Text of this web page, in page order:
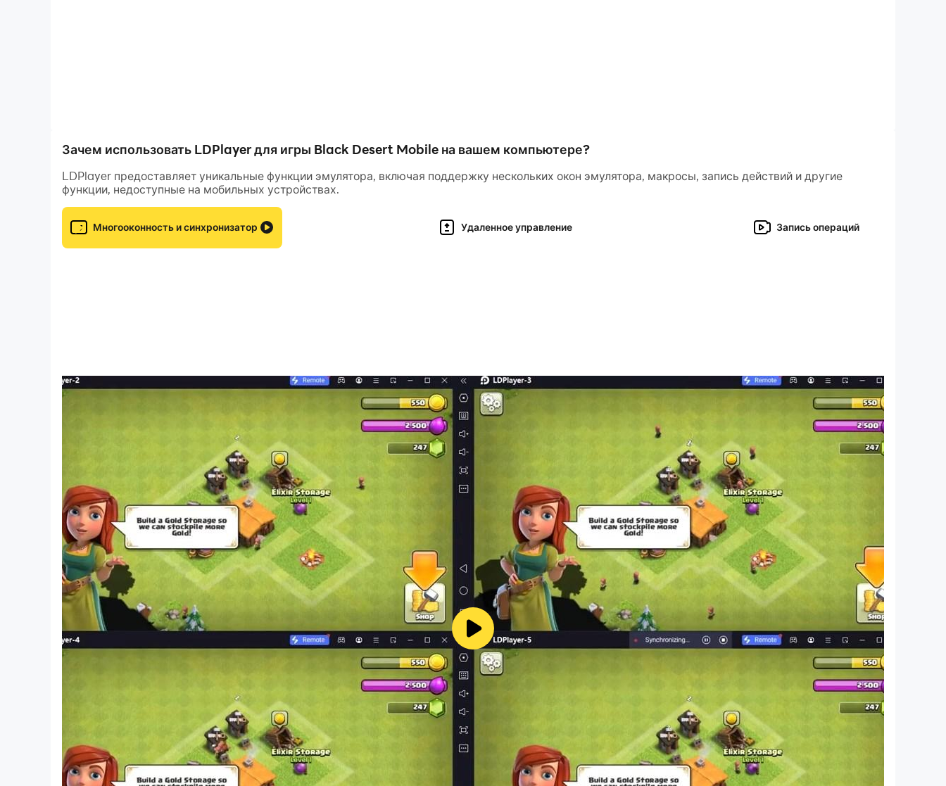
Зачем использовать LDPlayer для игры Black Desert Mobile на вашем компьютере?
LDPlayer предоставляет уникальные функции эмулятора, включая поддержку нескольких окон эмулятора, макросы, запись действий и другие
функции, недоступные на мобильных устройствах.
Многооконность и синхронизатор Удаленное управление Запись операций